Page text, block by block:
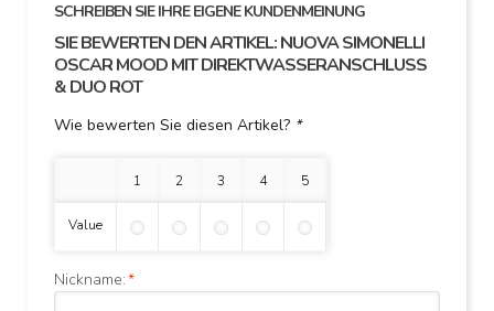
SCHREIBEN SIE IHRE EIGENE KUNDENMEINUNG
SIE BEWERTEN DEN ARTIKEL:NUOVA SIMONELLI
OSCAR MOOD MIT DIREKTWASSERANSCHLUSS
& DUO ROT
Wie bewerten Sie diesen Artikel? *
1 Stern 2 Sterne3 Sterne4 Sterne5 Sterne
Value
*
Nickname: